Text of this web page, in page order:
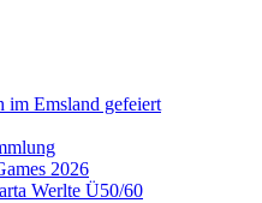
im Emsland gefeiert
2026
Werlte Ü50/60